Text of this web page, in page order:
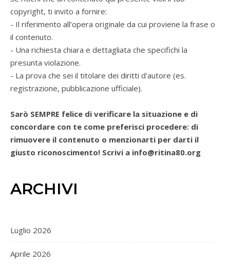
copyright, ti invito a fornire:
- Il riferimento all'opera originale da cui proviene la frase o
il contenuto.
- Una richiesta chiara e dettagliata che specifichi la
presunta violazione.
- La prova che sei il titolare dei diritti d'autore (es.
registrazione, pubblicazione ufficiale).
Sarò SEMPRE felice di verificare la situazione e di
concordare con te come preferisci procedere: di
rimuovere il contenuto o menzionarti per darti il
giusto riconoscimento! Scrivi a info@ritina80.org
ARCHIVI
Luglio 2026
Aprile 2026